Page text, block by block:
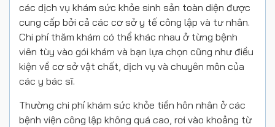
các dịch vụ khám sức khỏe sinh sản toàn diện được
cung cấp bởi cả các cơ sở y tế công lập và tư nhân.
Chi phí thăm khám có thể khác nhau ở từng bệnh
viên tùy vào gói khám và bạn lựa chọn cũng như điều
kiện về cơ sở vật chất, dịch vụ và chuyên môn của
các y bác sĩ.
Thường chi phí khám sức khỏe tiền hôn nhân ở các
bệnh viện công lập không quá cao, rơi vào khoảng từ